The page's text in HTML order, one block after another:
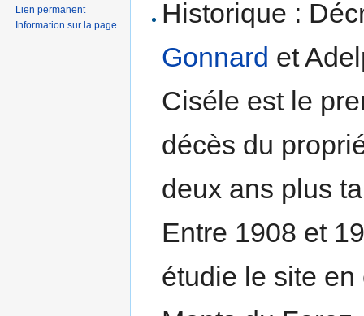
Historique :
Gonnard et
Ciséle est le
décès du
deux ans plus
Entre 1908 et
étudie le site
Lien permanent
Information sur la page